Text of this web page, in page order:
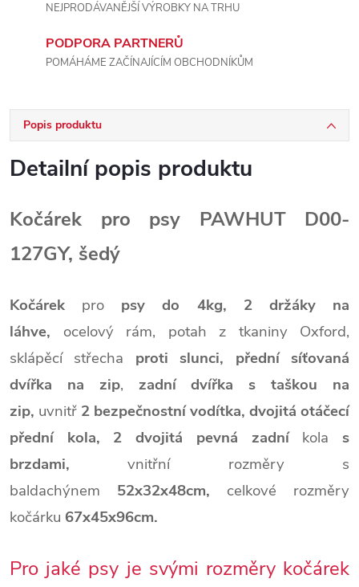
NEJPRODÁVANĚJŠÍ VÝROBKY NA TRHU
PODPORA PARTNERŮ
POMÁHÁME ZAČÍNAJÍCÍM OBCHODNÍKŮM
Popis produktu
Detailní popis produktu
Kočárek pro psy PAWHUT D00-
127GY, šedý
Kočárek pro psy do 4kg, 2 držáky na
láhve, ocelový rám, potah z tkaniny Oxford,
sklápěcí střecha proti slunci, přední síťovaná
dvířka na zip, zadní dvířka s taškou na
zip, uvnitř 2 bezpečnostní vodítka, dvojitá otáčecí
přední kola, 2 dvojitá pevná zadníkolas
brzdami,vnitřní rozměry s
baldachýnem 52x32x48cm, celkové rozměry
kočárku 67x45x96cm.
Pro jaké psy je svými rozměry kočárek